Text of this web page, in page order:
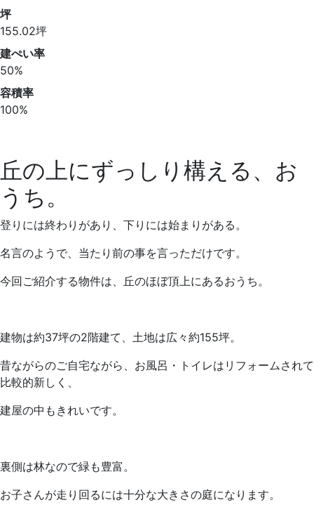
坪
155.02坪
建ぺい率
50%
容積率
100%
丘の上にずっしり構える、お
うち。
登りには終わりがあり、下りには始まりがある。
名言のようで、当たり前の事を言っただけです。
今回ご紹介する物件は、丘のほぼ頂上にあるおうち。
建物は約37坪の2階建て、土地は広々約155坪。
昔ながらのご自宅ながら、お風呂・トイレはリフォームされて
比較的新しく、
建屋の中もきれいです。
裏側は林なので緑も豊富。
お子さんが走り回るには十分な大きさの庭になります。